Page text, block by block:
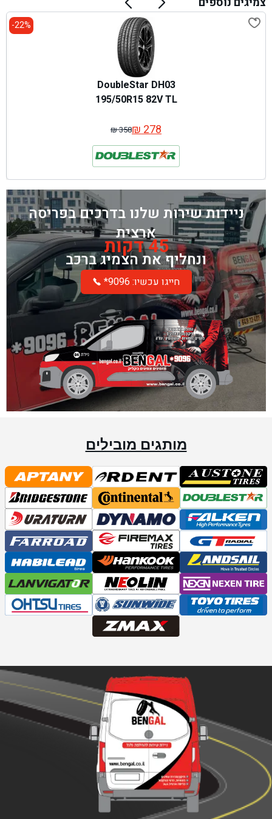
22%-
DoubleStar DH03
195/50R15 82V TL
₪358
המחיר
המקורי
היה:
₪ 358.
₪278 המחיר
הנוכחי
הוא:
₪ 278.
ניידות שירות שלנו בדרכים בפריסה
ארצית
45 דקות
ונחליף את הצמיג ברכב
*חייגו עכשיו: 9096
מותגים מובילים